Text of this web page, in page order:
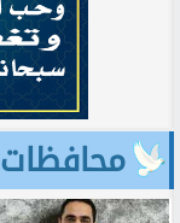
محافظات